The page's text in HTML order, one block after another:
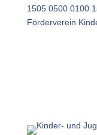
1505 0500 0100
Förderverein